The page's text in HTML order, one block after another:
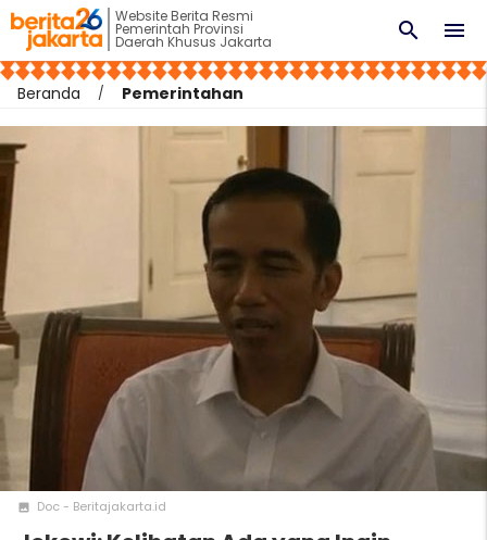
Website Berita Resmi
Pemerintah Provinsi
Daerah Khusus Jakarta menu
search
Beranda Pemerintahan
photo Doc - Beritajakarta.id